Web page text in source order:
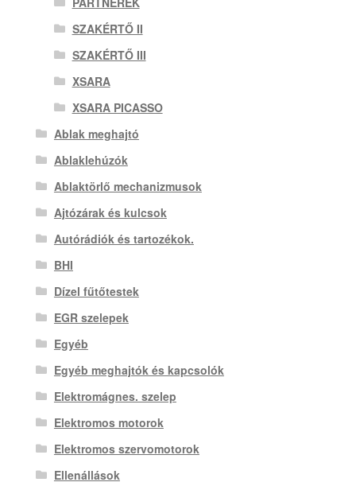
SZAKÉRTŐ II
SZAKÉRTŐ III
XSARA
XSARA PICASSO
Ablak meghajtó
Ablaklehúzók
Ablaktörlő mechanizmusok
Ajtózárak és kulcsok
Autórádiók és tartozékok.
BHI
Dízel fűtőtestek
EGR szelepek
Egyéb
Egyéb meghajtók és kapcsolók
Elektromágnes. szelep
Elektromos motorok
Elektromos szervomotorok
Ellenállások